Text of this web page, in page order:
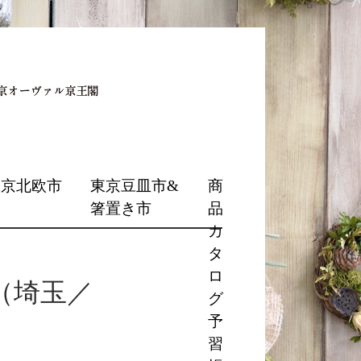
北欧市
東京豆皿市&
箸置き市
商
品
カ
タ
ロ
グ
予
習
埼玉／